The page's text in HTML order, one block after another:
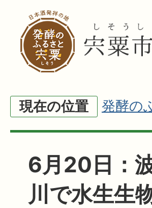
現在の位置 発酵の
6月20日：
川で水生生